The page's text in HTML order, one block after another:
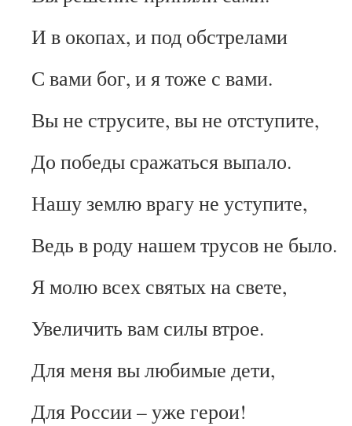
И в окопах, и под обстрелами
С вами бог, и я тоже с вами.
Вы не струсите, вы не отступите,
До победы сражаться выпало.
Нашу землю врагу не уступите,
Ведь в роду нашем трусов не было.
Я молю всех святых на свете,
Увеличить вам силы втрое.
Для меня вы любимые дети,
Для России – уже герои!